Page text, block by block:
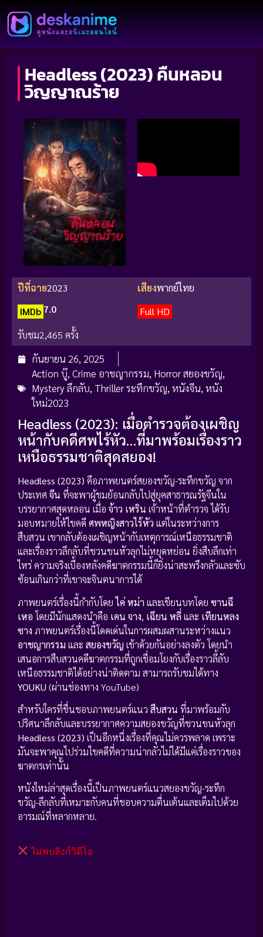
Headless (2023) คืนหลอน
วิญญาณร้าย
ปีที่ฉาย2023 เสียงพากย์ไทย
IMDb 7.0
Full HD
รับชม2,465 ครั้ง
กันยายน 26, 2025
Action บู๊, Crime อาชญากรรม, Horror สยองขวัญ,
Mystery ลึกลับ, Thriller ระทึกขวัญ, หนังจีน, หนัง
ใหม่2023
Headless (2023): เมื่อตำรวจต้องเผชิญ
หน้ากับคดีศพไร้หัว…ที่มาพร้อมเรื่องราว
เหนือธรรมชาติสุดสยอง!
Headless (2023) คือภาพยนตร์สยองขวัญ-ระทึกขวัญ จาก
ประเทศ จีน ที่จะพาผู้ชมย้อนกลับไปสู่ยุคสาธารณรัฐจีนใน
บรรยากาศสุดหลอน เมื่อ จ้าว เหริน เจ้าหน้าที่ตำรวจ ได้รับ
มอบหมายให้ไขคดี ศพหญิงสาวไร้หัว แต่ในระหว่างการ
สืบสวน เขากลับต้องเผชิญหน้ากับเหตุการณ์เหนือธรรมชาติ
และเรื่องราวลึกลับที่ชวนขนหัวลุกไม่หยุดหย่อน ยิ่งสืบลึกเท่า
ไหร่ ความจริงเบื้องหลังคดีฆาตกรรมนี้ก็ยิ่งน่าสะพรึงกลัวและซับ
ซ้อนเกินกว่าที่เขาจะจินตนาการได้
ภาพยนตร์เรื่องนี้กำกับโดยไค่ หม่า และเขียนบทโดย ซานฉี
เหอ โดยมีนักแสดงนำคือ เคน จาง, เฉียน หลี่และ เทียนหลง
ซาง ภาพยนตร์เรื่องนี้โดดเด่นในการผสมผสานระหว่างแนว
อาชญากรรม และ สยองขวัญ เข้าด้วยกันอย่างลงตัว โดยนำ
เสนอการสืบสวนคดีฆาตกรรมที่ถูกเชื่อมโยงกับเรื่องราวลี้ลับ
เหนือธรรมชาติได้อย่างน่าติดตาม สามารถรับชมได้ทาง
YOUKU (ผ่านช่องทาง YouTube)
สำหรับใครที่ชื่นชอบภาพยนตร์แนว สืบสวน ที่มาพร้อมกับ
ปริศนาลึกลับและบรรยากาศความสยองขวัญที่ชวนขนหัวลุก
Headless (2023) เป็นอีกหนึ่งเรื่องที่คุณไม่ควรพลาด เพราะ
มันจะพาคุณไปร่วมไขคดีที่ความน่ากลัวไม่ได้มีแค่เรื่องราวของ
ฆาตกรเท่านั้น
หนังใหม่ล่าสุดเรื่องนี้เป็นภาพยนตร์แนวสยองขวัญ-ระทึก
ขวัญ-ลึกลับที่เหมาะกับคนที่ชอบความตื่นเต้นและเต็มไปด้วย
อารมณ์ที่หลากหลาย.
ไม่พบลิงก์วิดีโอ